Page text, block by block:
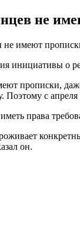
не
не имеют
инициативы о
прописки,
Поэтому с
права
он.